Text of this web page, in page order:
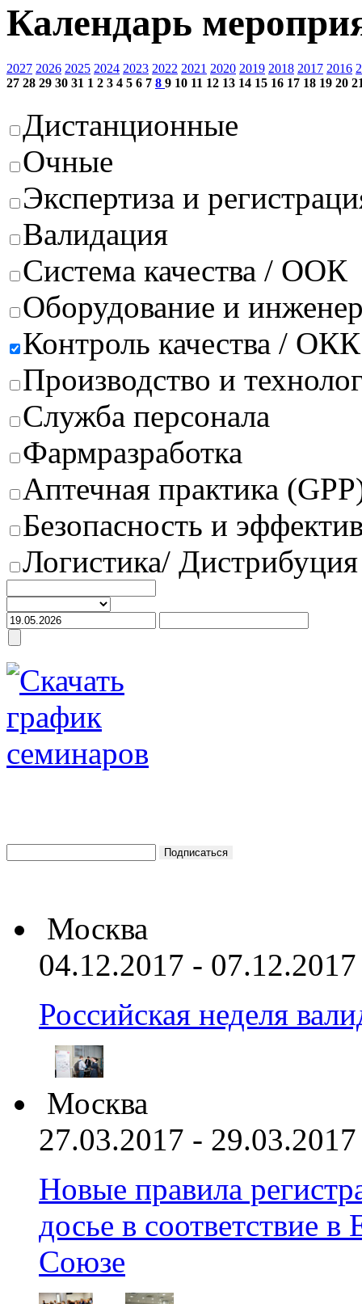
Календарь
2027 2026 2025 2024 2023 2022 2021 2020 2019 2018 2017 2016
27 28 29 30 31 1 2 3 4 5 6 7 8 9 10 11 12 13 14 15 16 17 18 19 20
Дистанционные
Очные
Экспертиза и
Валидация
Система качества / ООК
Оборудование и
Контроль качества / ОКК
Производство и
Служба персонала
Фармразработка
Аптечная практика
Безопасность и
Логистика/
Москва
04.12.2017 - 07.12.2017
Российская неделя
Москва
27.03.2017 - 29.03.2017
Новые правила
досье в соответствие
Союзе